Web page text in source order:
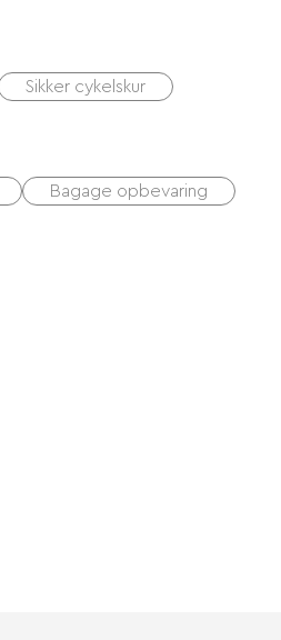
Sikker cykelskur
Bagage opbevaring